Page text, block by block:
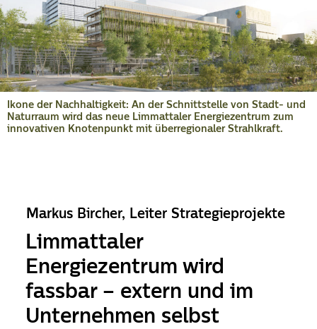
Ikone der Nachhaltigkeit: An der Schnittstelle von Stadt- und
Naturraum wird das neue Limmattaler Energiezentrum zum
innovativen Knotenpunkt mit überregionaler Strahlkraft.
Markus Bircher, Leiter Strategieprojekte
Limmattaler
Energiezentrum wird
fassbar – extern und im
Unternehmen selbst